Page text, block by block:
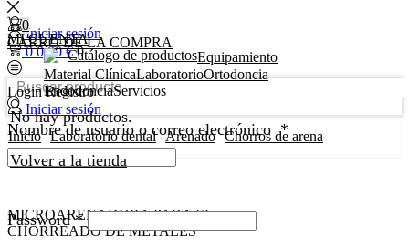
Iniciar sesión
MI CUENTA
LoginRegistro
Nombre de usuario o correo electrónico*
Password*
00,00€ 0
0
CARRO DE LA COMPRA
No hay productos.
Volver a la tienda
Catálogo de productosEquipamiento
Material ClínicaLaboratorioOrtodoncia
EndodonciaServicios
Iniciar sesión
Inicio Laboratorio dental Arenado Chorros de arena
MICROARENADORA PARA EL
CHORREADO DE METALES